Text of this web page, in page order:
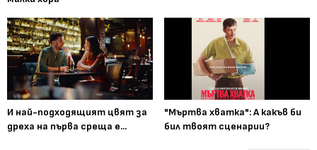
И най-подходящият цвят за
дреха на първа среща е...
"Мъртва хватка": А какъв би
бил твоят сценарии?